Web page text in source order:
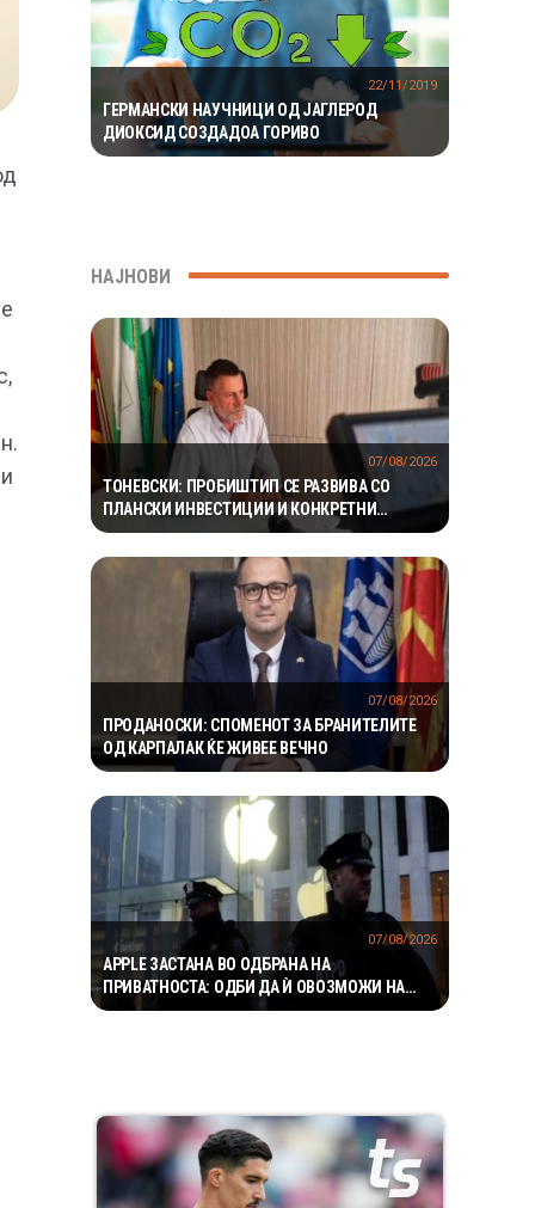
ГЕРМАНСКИ НАУЧНИЦИ ОД ЈАГЛЕРОД
ДИОКСИД СОЗДАДОА ГОРИВО
22/11/2019
НАЈНОВИ
ТОНЕВСКИ: ПРОБИШТИП СЕ РАЗВИВА СО
ПЛАНСКИ ИНВЕСТИЦИИ И КОНКРЕТНИ
ПРОЕКТИ
07/08/2026
ПРОДАНОСКИ: СПОМЕНОТ ЗА БРАНИТЕЛИТЕ
ОД КАРПАЛАК ЌЕ ЖИВЕЕ ВЕЧНО
07/08/2026
APPLE ЗАСТАНА ВО ОДБРАНА НА
ПРИВАТНОСТА: ОДБИ ДА Ѝ ОВОЗМОЖИ НА
ПОЛИЦИЈАТА ПРИСТАП ДО ICLOUD
07/08/2026